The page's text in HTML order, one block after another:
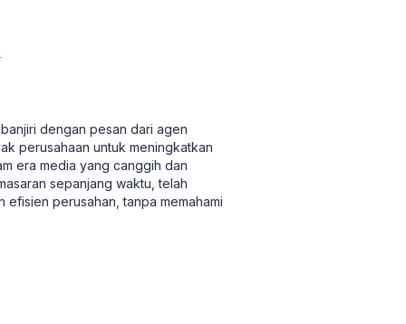
dengan pesan dari agen
perusahaan untuk meningkatkan
era media yang canggih dan
sepanjang waktu, telah
perusahan, tanpa memahami